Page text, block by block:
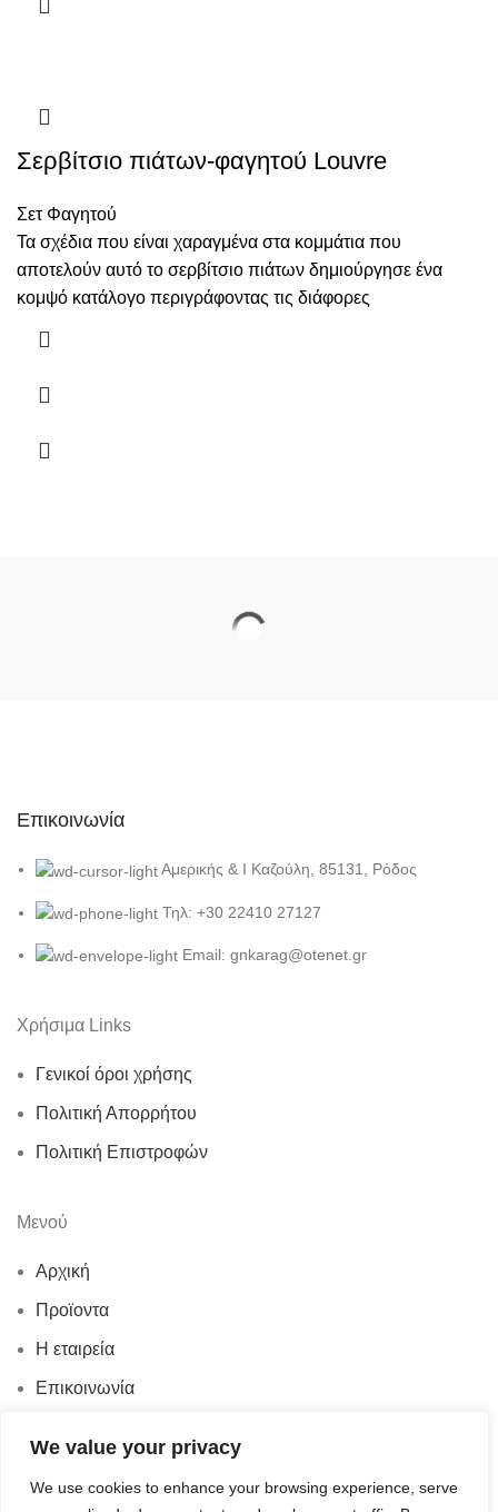
We value your privacy
We use cookies to enhance your browsing experience, serve
Σερβίτσιο πιάτων-φαγητού Louvre
Σετ Φαγητού
Τα σχέδια που είναι χαραγμένα στα κομμάτια που
αποτελούν αυτό το σερβίτσιο πιάτων δημιούργησε ένα
κομψό κατάλογο περιγράφοντας τις διάφορες
Επικοινωνία
Αμερικής & Ι Καζούλη, 85131, Ρόδος
Τηλ: +30 22410 27127
Email: gnkarag@otenet.gr
Χρήσιμα Links
Γενικοί όροι χρήσης
Πολιτική Απορρήτου
Πολιτική Επιστροφών
Μενού
Αρχική
Προϊοντα
Η εταιρεία
Επικοινωνία
© 2026 Ν.Γ. Καραγεωργίου
Αγαπημένα